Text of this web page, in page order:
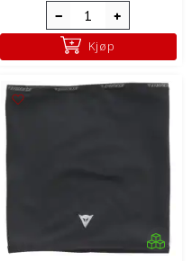
Kjøp